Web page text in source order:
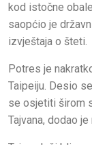
kod istočne
saopćio je
izvještaja o šteti.
Potres je
Taipeiju. Desio
se osjetiti širom
Tajvana, dodao